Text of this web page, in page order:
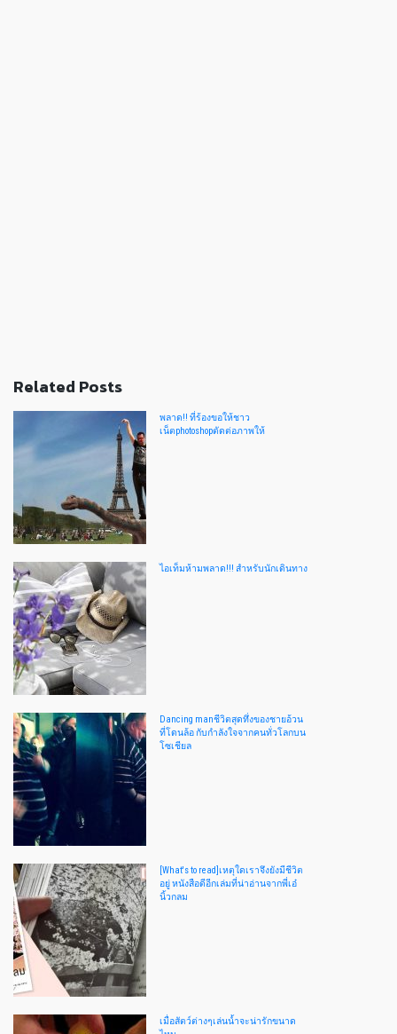
Related Posts
พลาด!! ที่ร้องขอให้ชาว
เน็ตphotoshopตัดต่อภาพให้
ไอเท็มห้ามพลาด!!! สำหรับนักเดินทาง
Dancing manชีวิตสุดทึ่งของชายอ้วน
ที่โดนล้อ กับกำลังใจจากคนทั่วโลกบน
โซเชียล
[What's to read]เหตุใดเราจึงยังมีชีวิต
อยู่ หนังสือดีอีกเล่มที่น่าอ่านจากพี่เอ๋
นิ้วกลม
เมื่อสัตว์ต่างๆเล่นน้ำจะน่ารักขนาด